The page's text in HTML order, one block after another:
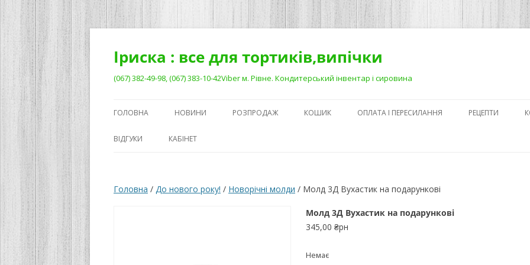
Перейти
Іриска : все для тортиків,випічки
(067) 382-49-98, (067) 383-10-42Viber м. Рівне. Кондитерський інвентар і сировина
ГОЛОВНА НОВИНИ РОЗПРОДАЖ КОШИК ОПЛАТА І ПЕРЕСИЛАННЯ РЕЦЕПТИ
АБО ЯК
ВІДГУКИ КАБІНЕТ
Головна / До нового року! / Новорічні молди / Молд 3Д Вухастик на подарункові
Молд 3Д Вухастик на подарункові
345,00 ₴рн
Немає